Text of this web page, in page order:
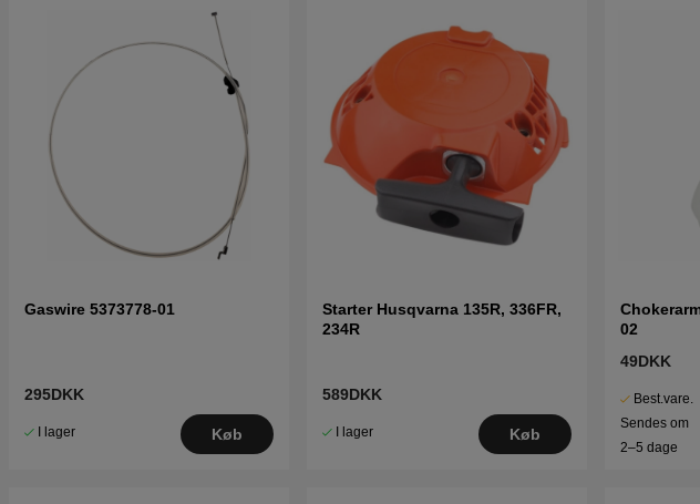
Gaswire 5373778-01
295DKK
I lager Køb
Starter Husqvarna 135R, 336FR,
234R
589DKK
I lager Køb
02
49DKK
Best.vare.
Sendes om
2–5 dage